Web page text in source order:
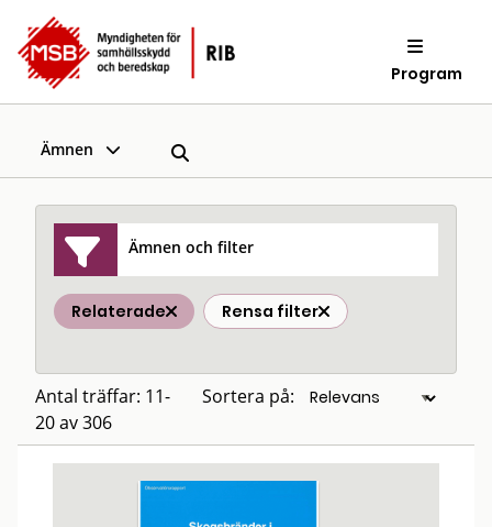
Program
Ämnen
Ämnen och filter
Relaterade Rensa filter
Antal träffar: 11-
20 av 306
Sortera på: